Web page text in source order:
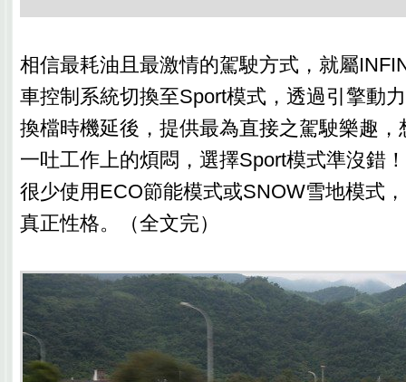
相信最耗油且最激情的駕駛方式，就屬
車控制系統切換至Sport模式，透過引擎動
換檔時機延後，提供最為直接之駕駛樂趣
一吐工作上的煩悶，選擇Sport模式準沒錯
很少使用ECO節能模式或SNOW雪地模式
真正性格。（全文完）